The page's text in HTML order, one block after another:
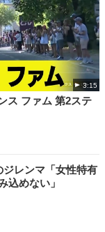
3:15
ス ファム 第2ステ
レンマ「女性特有
込めない」